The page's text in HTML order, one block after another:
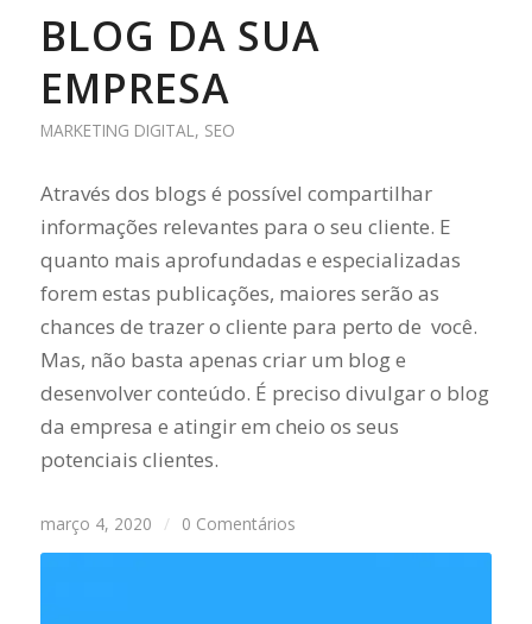
BLOG DA SUA
EMPRESA
MARKETING DIGITAL, SEO
Através dos blogs é possível compartilhar
informações relevantes para o seu cliente. E
quanto mais aprofundadas e especializadas
forem estas publicações, maiores serão as
chances de trazer o cliente para perto de você.
Mas, não basta apenas criar um blog e
desenvolver conteúdo. É preciso divulgar o blog
da empresa e atingir em cheio os seus
potenciais clientes.
março 4, 2020 / 0 Comentários